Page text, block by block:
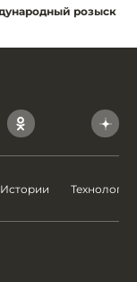
розыск
Истории Технологии